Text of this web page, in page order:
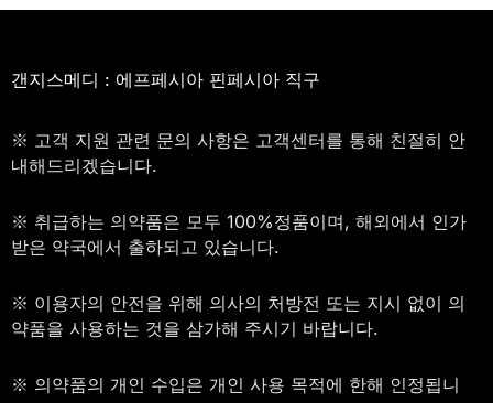
갠지스메디 : 에프페시아 핀페시아 직구
※ 고객 지원 관련 문의 사항은 고객센터를 통해 친절히 안
내해드리겠습니다.
※ 취급하는 의약품은 모두 100%정품이며, 해외에서 인가
받은 약국에서 출하되고 있습니다.
※ 이용자의 안전을 위해 의사의 처방전 또는 지시 없이 의
약품을 사용하는 것을 삼가해 주시기 바랍니다.
※ 의약품의 개인 수입은 개인 사용 목적에 한해 인정됩니